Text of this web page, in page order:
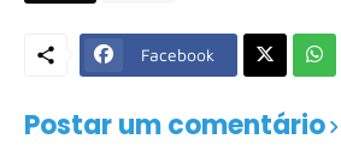
Facebook
Postar um comentário